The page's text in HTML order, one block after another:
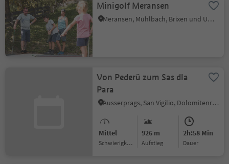
Minigolf Meransen
Meransen, Mühlbach, Brixen und Umgebung
Von Pederü zum Sas dla
Para
Ausserprags, San Vigilio, Dolomitenregion Kronplatz
Mittel
Schwierigkeitsgrad
926 m
Aufstieg
2h:58 Min
Dauer